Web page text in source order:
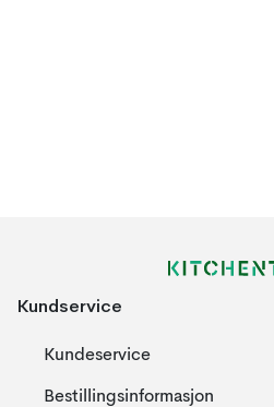
Kundservice
Kundeservice
Bestillingsinformasjon